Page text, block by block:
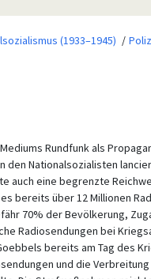
(1933–1945)
Rundfunk als
Nationalsozialisten
auch eine begrenzte
bereits über 12 Millionen
70% der Bevölkerung,
Radiosendungen bei
bereits am Tag des
und die